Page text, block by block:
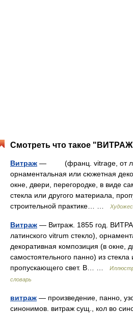
Смотреть что такое
Витраж — (франц. vitrage, от
орнаментальная или сюжетная
окне, двери, перегородке, в виде
стекла или другого материала,
строительной практике… …
Витраж — Витраж. 1855 год.
латинского vitrum стекло),
декоративная композиция (в окне,
самостоятельного панно) из стекла
пропускающего свет. В… …
словарь
витраж — произведение, панно,
синонимов. витраж сущ., кол во